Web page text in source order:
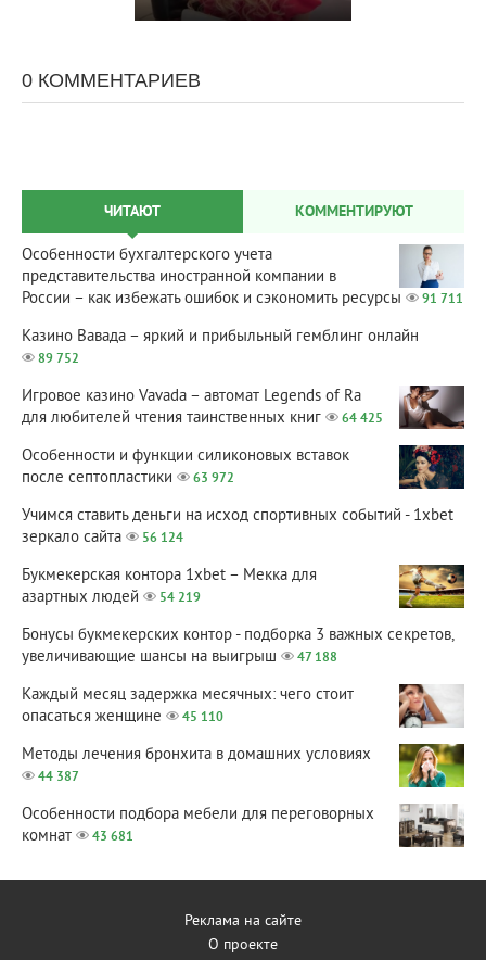
0 КОММЕНТАРИЕВ
ЧИТАЮТ КОММЕНТИРУЮТ
Особенности бухгалтерского учета
представительства иностранной компании в
России – как избежать ошибок и сэкономить ресурсы
91 711
Казино Вавада – яркий и прибыльный гемблинг онлайн
89 752
Игровое казино Vavada – автомат Legends of Ra
для любителей чтения таинственных книг
64 425
Особенности и функции силиконовых вставок
после септопластики
63 972
Учимся ставить деньги на исход спортивных событий - 1xbet
зеркало сайта
56 124
Букмекерская контора 1xbet – Мекка для
азартных людей
54 219
Бонусы букмекерских контор - подборка 3 важных секретов,
увеличивающие шансы на выигрыш
47 188
Каждый месяц задержка месячных: чего стоит
опасаться женщине
45 110
Методы лечения бронхита в домашних условиях
44 387
Особенности подбора мебели для переговорных
комнат
43 681
Реклама на сайте
О проекте